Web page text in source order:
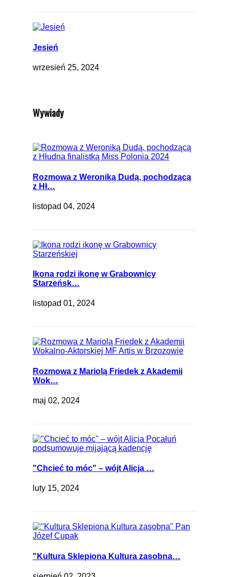
Jesień
wrzesień 25, 2024
Wywiady
Rozmowa z Weroniką Dudą, pochodzącą
z Hł…
listopad 04, 2024
Ikona rodzi ikonę w Grabownicy
Starzeńsk…
listopad 01, 2024
Rozmowa z Mariolą Friedek z Akademii
Wok…
maj 02, 2024
"Chcieć to móc" – wójt Alicja …
luty 15, 2024
"Kultura Sklepiona Kultura zasobna…